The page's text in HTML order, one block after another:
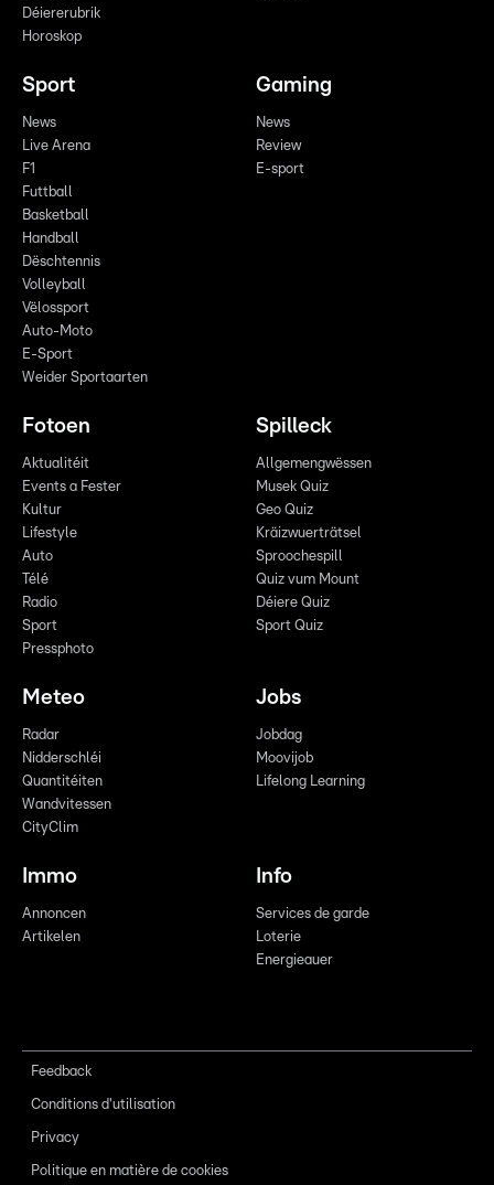
Déiererubrik
Horoskop
Sport
News
Live Arena
F1
Futtball
Basketball
Handball
Dëschtennis
Volleyball
Vëlossport
Auto-Moto
E-Sport
Weider Sportaarten
Gaming
News
Review
E-sport
Fotoen
Aktualitéit
Events a Fester
Kultur
Lifestyle
Auto
Télé
Radio
Sport
Pressphoto
Spilleck
Allgemengwëssen
Musek Quiz
Geo Quiz
Kräizwuerträtsel
Sproochespill
Quiz vum Mount
Déiere Quiz
Sport Quiz
Meteo
Radar
Nidderschléi
Quantitéiten
Wandvitessen
CityClim
Jobs
Jobdag
Moovijob
Lifelong Learning
Immo
Annoncen
Artikelen
Info
Services de garde
Loterie
Energieauer
Feedback
Conditions d'utilisation
Privacy
Politique en matière de cookies